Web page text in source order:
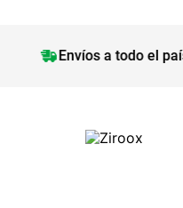
Envíos a todo el